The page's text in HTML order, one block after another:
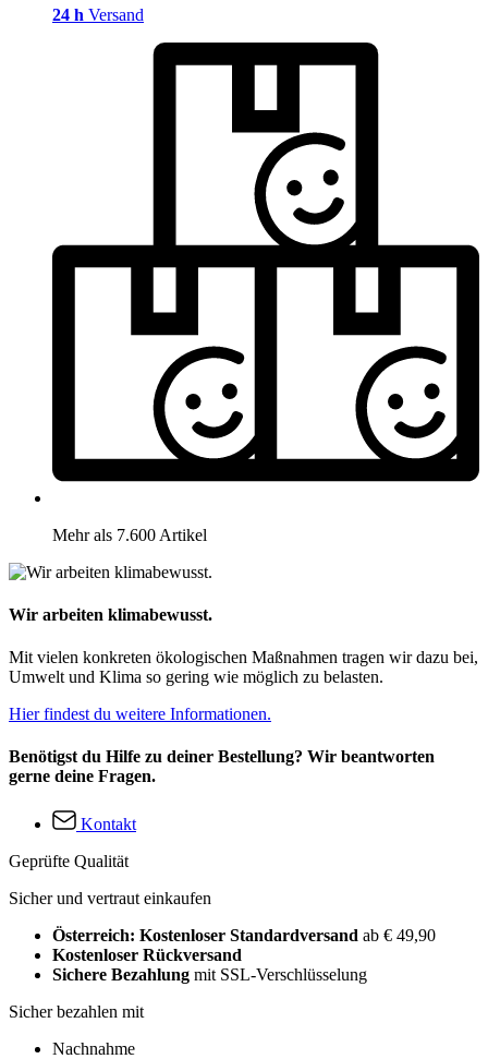
24 h Versand
Mehr als 7.600 Artikel
Wir arbeiten klimabewusst.
Mit vielen konkreten ökologischen Maßnahmen tragen wir dazu bei,
Umwelt und Klima so gering wie möglich zu belasten.
Hier findest du weitere Informationen.
Benötigst du Hilfe zu deiner Bestellung? Wir beantworten
gerne deine Fragen.
Kontakt
Geprüfte Qualität
Sicher und vertraut einkaufen
Österreich: Kostenloser Standardversand ab € 49,90
Kostenloser Rückversand
Sichere Bezahlung mit SSL-Verschlüsselung
Sicher bezahlen mit
Nachnahme